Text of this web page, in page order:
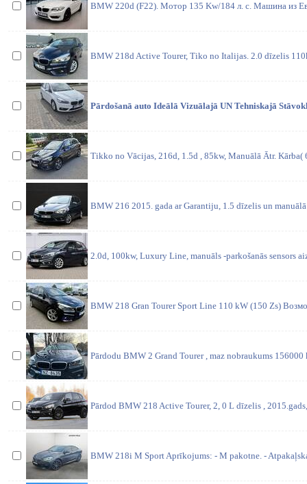
BMW 220d (F22). Мотор 135 Kw/184 л. с. Машина из
BMW 218d Active Tourer, Tiko no Italijas. 2.0 dīzelis
Pārdošanā auto Ideālā Vizuālajā UN Tehniskajā
Tikko no Vācijas, 216d, 1.5d , 85kw, Manuālā Ātr. Kārba(
BMW 216 2015. gada ar Garantiju, 1.5 dīzelis un
2.0d, 100kw, Luxury Line, manuāls -parkošanās sensors
BMW 218 Gran Tourer Sport Line 110 kW (150 Zs)
Pārdodu BMW 2 Grand Tourer , maz nobraukums
Pārdod BMW 218 Active Tourer, 2, 0 L dīzelis ,
BMW 218i M Sport Aprīkojums: - M pakotne. -